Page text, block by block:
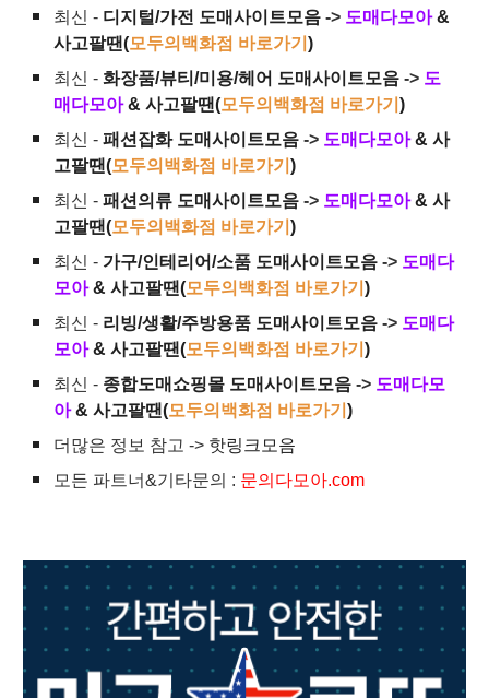
최신 - 디지털/가전 도매사이트모음 -> 도매다모아 &
사고팔땐(모두의백화점 바로가기)
최신 -화장품/뷰티/미용/헤어 도매사이트모음 -> 도
매다모아 & 사고팔땐(모두의백화점 바로가기)
최신 -패션잡화 도매사이트모음 -> 도매다모아 & 사
고팔땐(모두의백화점 바로가기)
최신 -패션의류 도매사이트모음 -> 도매다모아 & 사
고팔땐(모두의백화점 바로가기)
최신 - 가구/인테리어/소품 도매사이트모음 -> 도매다
모아 & 사고팔땐(모두의백화점 바로가기)
최신 - 리빙/생활/주방용품 도매사이트모음 -> 도매다
모아 & 사고팔땐(모두의백화점 바로가기)
최신 - 종합도매쇼핑몰 도매사이트모음 -> 도매다모
아 & 사고팔땐(모두의백화점 바로가기)
더많은 정보 참고 -> 핫링크모음
모든 파트너&기타문의 : 문의다모아.com